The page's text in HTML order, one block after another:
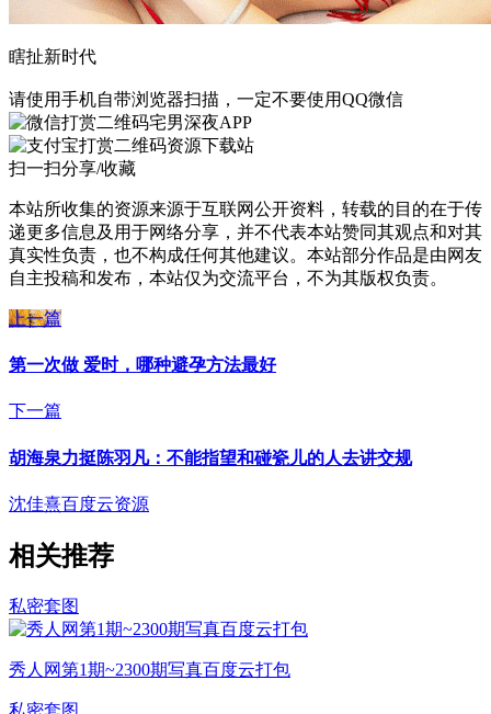
瞎扯新时代
请使用手机自带浏览器扫描，一定不要使用QQ微信
宅男深夜APP
资源下载站
扫一扫分享/收藏
本站所收集的资源来源于互联网公开资料，转载的目的在于传
递更多信息及用于网络分享，并不代表本站赞同其观点和对其
真实性负责，也不构成任何其他建议。本站部分作品是由网友
自主投稿和发布，本站仅为交流平台，不为其版权负责。
上一篇
第一次做 爱时，哪种避孕方法最好
下一篇
胡海泉力挺陈羽凡：不能指望和碰瓷儿的人去讲交规
沈佳熹百度云资源
相关推荐
私密套图
秀人网第1期~2300期写真百度云打包
私密套图